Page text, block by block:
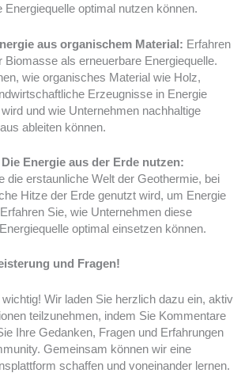
Energiequelle optimal nutzen können.
aus organischem Material: Erfahren
Biomasse als erneuerbare Energiequelle.
wie organisches Material wie Holz,
Erzeugnisse in Energie
und wie Unternehmen nachhaltige
ableiten können.
Energie aus der Erde nutzen:
die erstaunliche Welt der Geothermie, bei
Hitze der Erde genutzt wird, um Energie
Sie, wie Unternehmen diese
optimal einsetzen können.
und Fragen!
wichtig! Wir laden Sie herzlich dazu ein, aktiv
teilzunehmen, indem Sie Kommentare
Ihre Gedanken, Fragen und Erfahrungen
Gemeinsam können wir eine
schaffen und voneinander lernen.